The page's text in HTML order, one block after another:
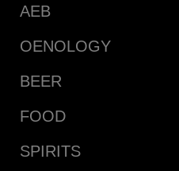
AEB
OENOLOGY
BEER
FOOD
SPIRITS